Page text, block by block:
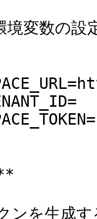
変数の設
ンを生成